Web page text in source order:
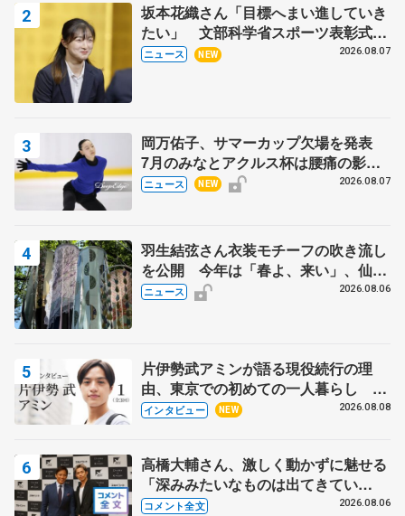
坂本花織さん「目標へまい進していき
たい」 文部科学省スポーツ表彰式で
代表謝辞
ニュース NEW 2026.08.07
岡万佑子、サマーカップ欠場を発表
7月のみなとアクルス杯は腰痛の影響
で
ニュース NEW 2026.08.07
羽生結弦さん衣装モチーフの吹き流し
を公開 今年は「春よ、来い」、仙台
の瑞鳳殿
ニュース 2026.08.06
片伊勢武アミンが語る現役続行の理
由、東京での初めての一人暮らし 注
目スケーターの「今」に迫る
インタビュー NEW 2026.08.08
高橋大輔さん、激しく動かずに魅せる
「深みみたいなものは出てきてい
る？」 〝兄さん〟と慕うレジェンド
コメント全文 2026.08.06